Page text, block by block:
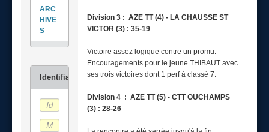
ARC
HIVE
S
Division 3 : AZE TT (4) - LA CHAUSSE ST
VICTOR (3) : 35-19
Victoire assez logique contre un promu.
Encouragements pour le jeune THIBAUT avec
ses trois victoires dont 1 perf à classé 7.
Division 4 : AZE TT (5) - CTT OUCHAMPS
(3) : 28-26